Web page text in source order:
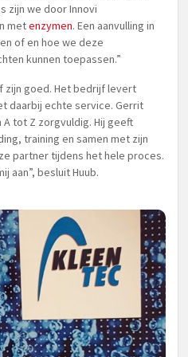
zijn we door Innovi
metenzymen. Een aanvulling in
of en hoe we deze
kunnen toepassen.”
zijn goed. Het bedrijf levert
daarbij echte service. Gerrit
tot Z zorgvuldig. Hij geeft
training en samen met zijn
partner tijdens het hele proces.
aan”, besluit Huub.